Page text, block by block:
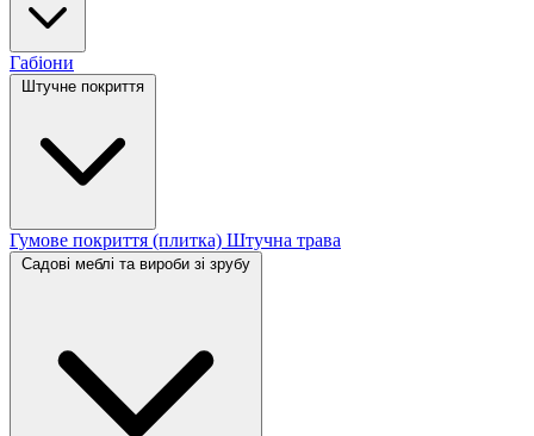
Габіони
Штучне покриття
Гумове покриття (плитка) Штучна трава
Садові меблі та вироби зі зрубу